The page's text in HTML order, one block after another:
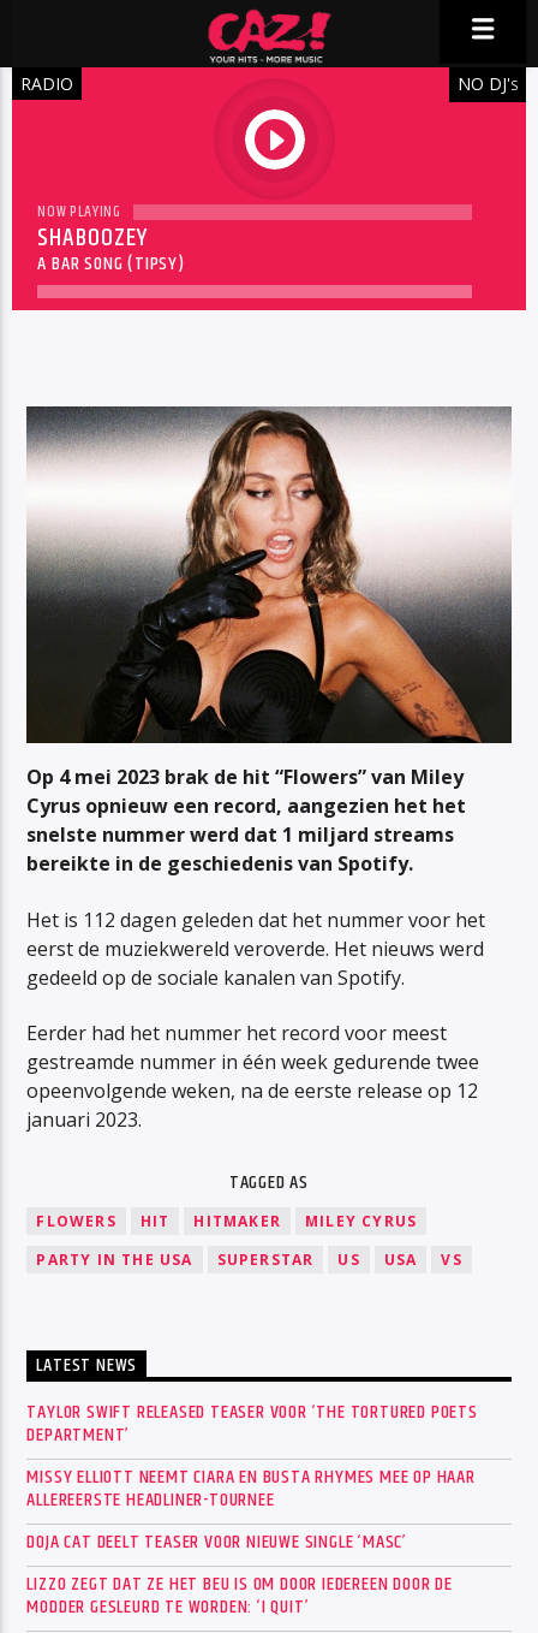
RADIO
play
NO DJ'S
NOW PLAYING
SHABOOZEY
A BAR SONG (TIPSY)
Op 4 mei 2023 brak de hit “Flowers” van Miley
Cyrus opnieuw een record, aangezien het het
snelste nummer werd dat 1 miljard streams
bereikte in de geschiedenis van Spotify.
Het is 112 dagen geleden dat het nummer voor het
eerst de muziekwereld veroverde. Het nieuws werd
gedeeld op de sociale kanalen van Spotify.
Eerder had het nummer het record voor meest
gestreamde nummer in één week gedurende twee
opeenvolgende weken, na de eerste release op 12
januari 2023.
TAGGED AS
FLOWERS HIT HITMAKER
MILEY CYRUS
PARTY IN THE USA
SUPERSTAR US USA VS
LATEST NEWS
TAYLOR SWIFT RELEASED TEASER VOOR ‘THE TORTURED POETS
DEPARTMENT’
MISSY ELLIOTT NEEMT CIARA EN BUSTA RHYMES MEE OP HAAR
ALLEREERSTE HEADLINER-TOURNEE
DOJA CAT DEELT TEASER VOOR NIEUWE SINGLE ‘MASC’
LIZZO ZEGT DAT ZE HET BEU IS OM DOOR IEDEREEN DOOR DE
MODDER GESLEURD TE WORDEN: ‘I QUIT’